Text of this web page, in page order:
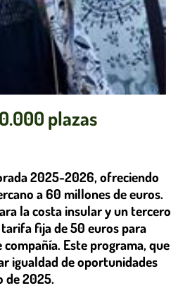
plazas
2025-2026, ofreciendo
a 60 millones de euros.
la costa insular y un tercero
fija de 50 euros para
Este programa, que
igualdad de oportunidades
de 2025.